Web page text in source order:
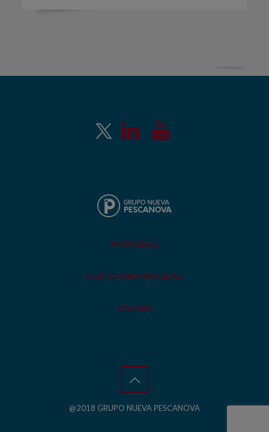
AVISO LEGAL
POLÍTICA DE PRIVACIDAD
COOKIES
@2018 GRUPO NUEVA PESCANOVA